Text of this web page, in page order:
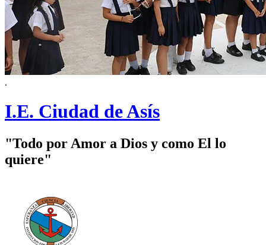
.
I.E. Ciudad de Asís
"Todo por Amor a Dios y como El lo
quiere"